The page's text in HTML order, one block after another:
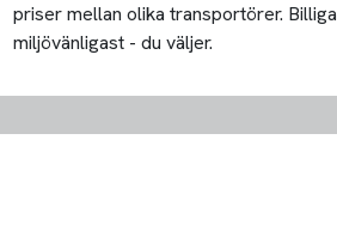
priser mellan olika transportörer.
miljövänligast - du väljer.